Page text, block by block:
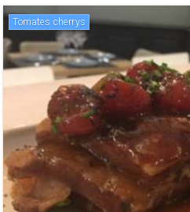
Tomates cherrys